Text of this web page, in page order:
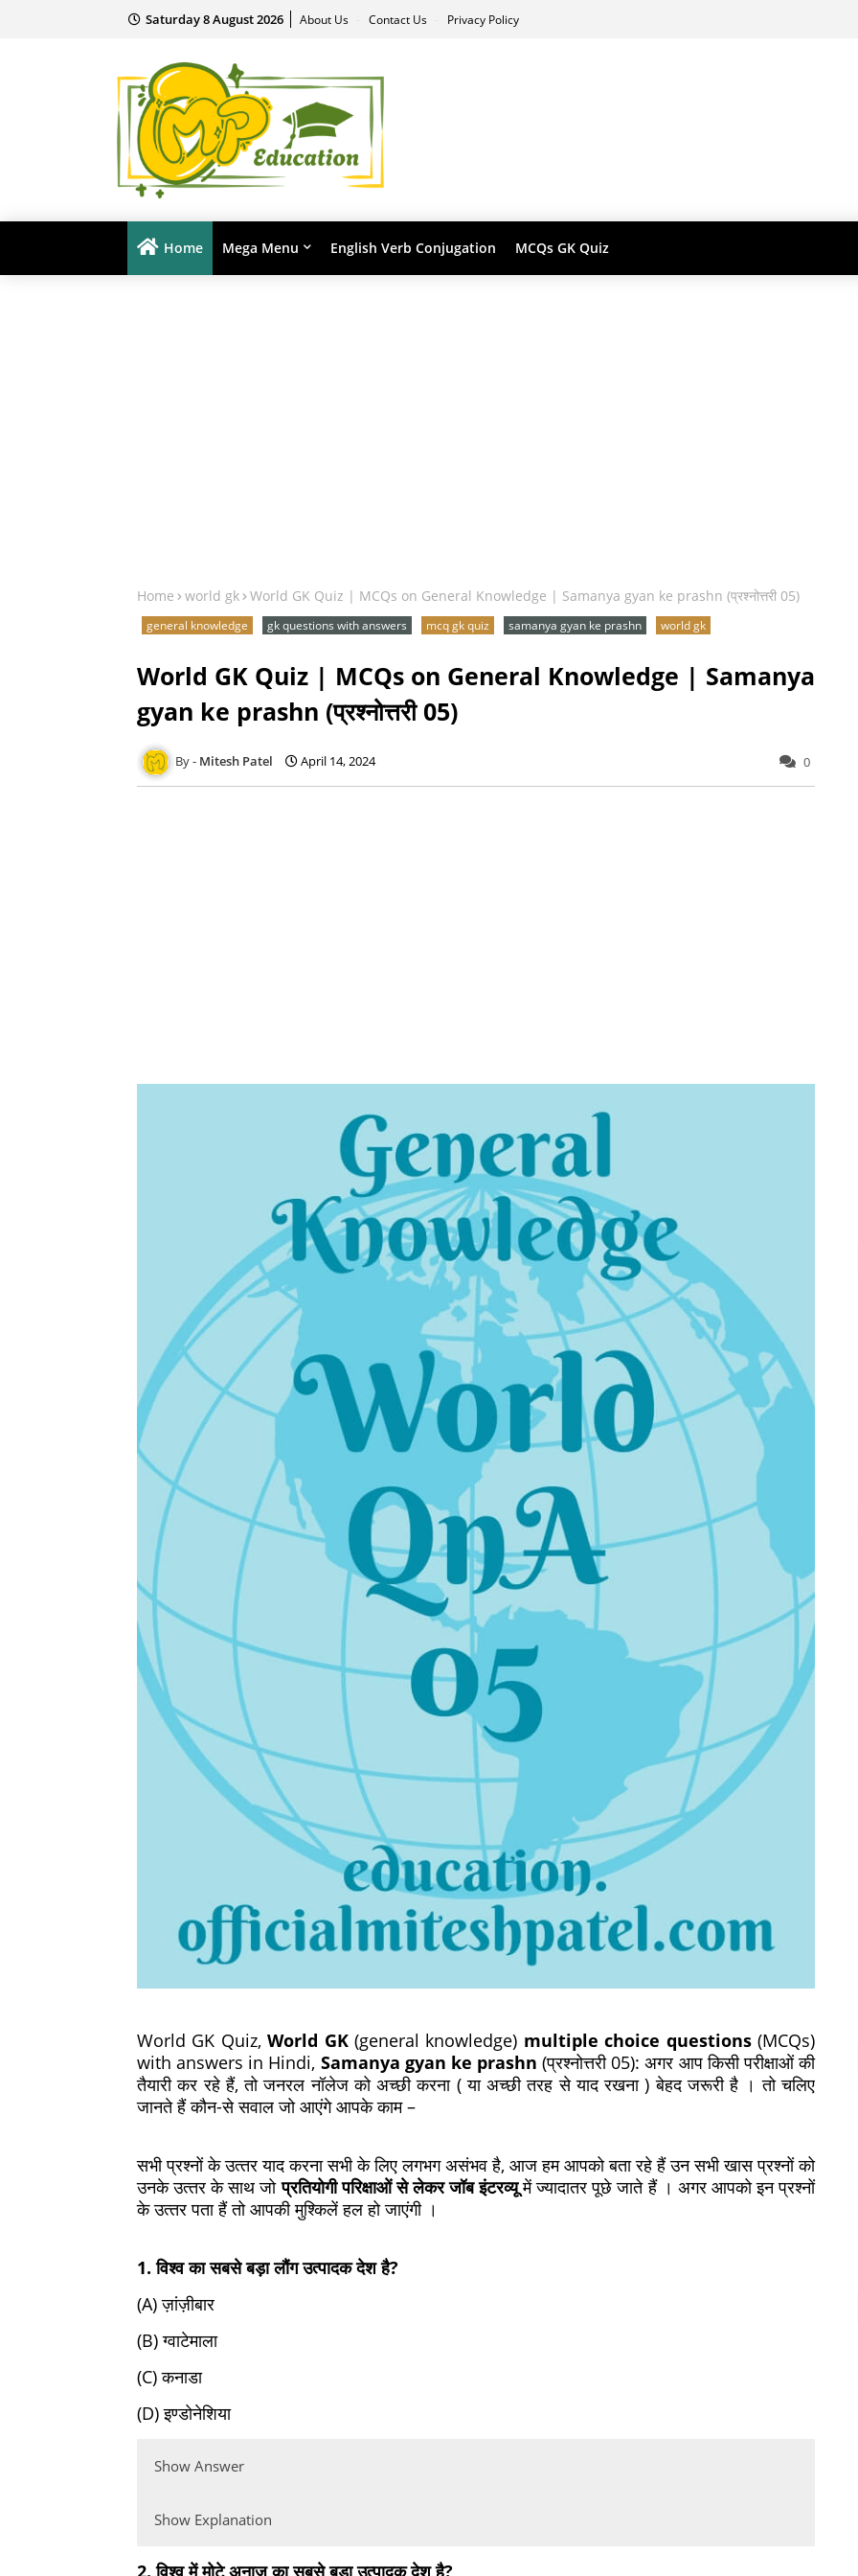
Saturday 8 August 2026 About Us Contact Us Privacy Policy
Home Mega Menu English Verb Conjugation MCQs GK Quiz
Home world gk World GK Quiz | MCQs on General Knowledge | Samanya gyan ke prashn (प्रश्नोत्तरी 05)
general knowledge gk questions with answers mcq gk quiz samanya gyan ke prashn world gk
World GK Quiz | MCQs on General Knowledge | Samanya
gyan ke prashn (प्रश्नोत्तरी 05)
Mitesh Patel April 14, 2024 0
World GK Quiz,World GK(general knowledge) multiple choice questions(MCQs)
with answers in Hindi, Samanya gyan ke prashn (प्रश्नोत्तरी 05): अगर आप किसी परीक्षाओं की
तैयारी कर रहे हैं, तो जनरल नॉलेज को अच्छी करना ( या अच्छी तरह से याद रखना ) बेहद जरूरी है । तो चलिए
जानते हैं कौन-से सवाल जो आएंगे आपके काम –
सभी प्रश्‍नों के उत्‍तर याद करना सभी के लिए लगभग असंभव है, आज हम आपको बता रहे हैं उन सभी खास प्रश्‍नों को
उनके उत्‍तर के साथ जोप्रतियोगी परिक्षाओं से लेकर जॉब इंटरव्‍यूमें ज्‍यादातर पूछे जाते हैं । अगर आपको इन प्रश्‍नों
के उत्‍तर पता हैं तो आपकी मुश्‍किलें हल हो जाएंगी ।
1. विश्व का सबसे बड़ा लौंग उत्पादक देश है?
(A) ज़ांज़ीबार
(B) ग्वाटेमाला
(C) कनाडा
(D) इण्डोनेशिया
Show Answer
Show Explanation
2. विश्व में मोटे अनाज का सबसे बड़ा उत्पादक देश है?